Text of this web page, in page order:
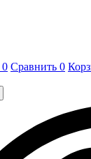
0 Сравнить 0